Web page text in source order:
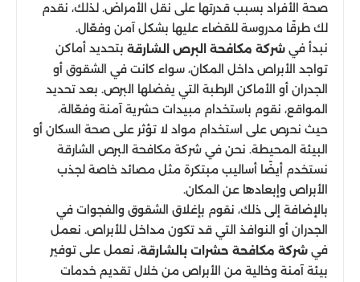
صحة الأفراد بسبب قدرتها على نقل الأمراض. لذلك، نقدم
لك طرقًا مدروسة للقضاء عليها بشكل آمن وفعّال.
نبدأ في شركة مكافحة البرص الشارقة بتحديد أماكن
تواجد الأبراص داخل المكان، سواء كانت في الشقوق أو
الجدران أو الأماكن الرطبة التي يفضلها البرص. بعد تحديد
المواقع، نقوم باستخدام مبيدات حشرية آمنة وفعّالة،
حيث نحرص على استخدام مواد لا تؤثر على صحة السكان أو
البيئة المحيطة. نحن في شركة مكافحة البرص الشارقة
نستخدم أيضًا أساليب مبتكرة مثل مصائد خاصة لجذب
الأبراص وإبعادها عن المكان.
بالإضافة إلى ذلك، نقوم بإغلاق الشقوق والفجوات في
الجدران أو النوافذ التي قد تكون مداخل للأبراص. نعمل
في شركة مكافحة حشرات بالشارقة، نعمل على توفير
بيئة آمنة وخالية من الأبراص من خلال تقديم خدمات